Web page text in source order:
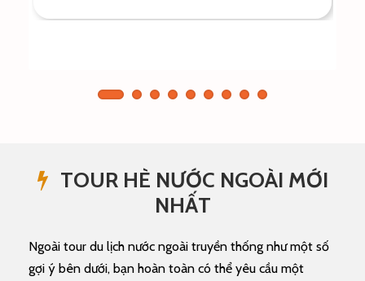
TOUR HÈ NƯỚC NGOÀI MỚI
NHẤT
Ngoài tour du lịch nước ngoài truyền thống như một số
gợi ý bên dưới, bạn hoàn toàn có thể yêu cầu một